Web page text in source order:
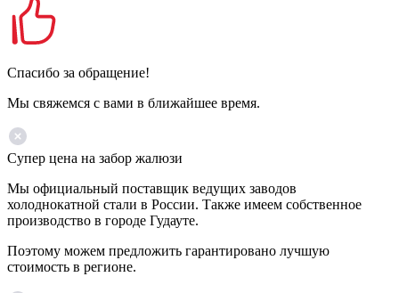
Спасибо за обращение!
Мы свяжемся с вами в ближайшее время.
Супер цена на забор жалюзи
Мы официальный поставщик ведущих заводов
холоднокатной стали в России. Также имеем собственное
производство в городе Гудауте.
Поэтому можем предложить гарантировано лучшую
стоимость в регионе.